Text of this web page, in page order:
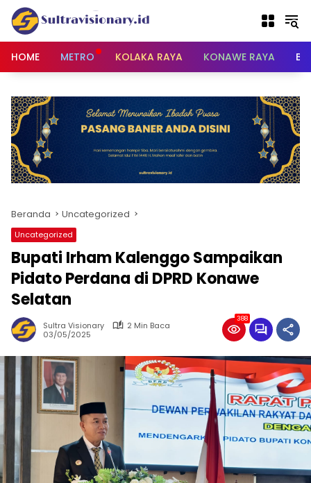
Langsung
konten
HOME
METRO KOLAKA RAYA KONAWE RAYA
Beranda Uncategorized
Uncategorized
Bupati Irham Kalenggo Sampaikan
Pidato Perdana di DPRD Konawe
Selatan
Sultra Visionary
2 Min Baca
03/05/2025
388